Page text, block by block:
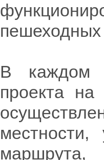
В каждом
проекта на
маршрута,